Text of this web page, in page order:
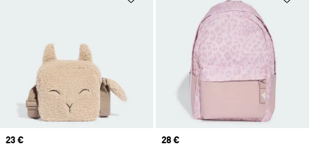
Prix
23 €
Prix
28 €